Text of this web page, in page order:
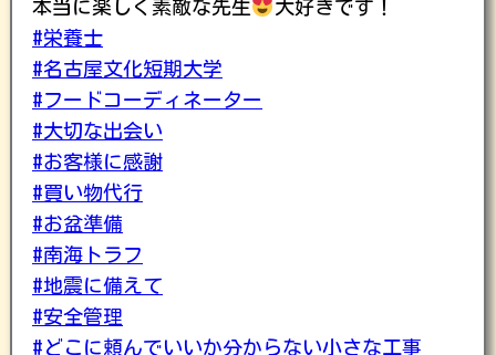
本当に楽しく素敵な先生
大好きです！
#栄養士
#名古屋文化短期大学
#フードコーディネーター
#大切な出会い
#お客様に感謝
#買い物代行
#お盆準備
#南海トラフ
#地震に備えて
#安全管理
#どこに頼んでいいか分からない小さな工事